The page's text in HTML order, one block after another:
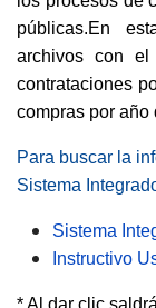
públicas.En
archivos con
contrataciones
compras por año
Para buscar la
Sistema
Sistema
Instructivo
* Al dar clic